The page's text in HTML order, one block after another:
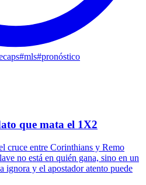
#mls#pronóstico
que mata el 1X2
cruce entre Corinthians y Remo
no está en quién gana, sino en un
ignora y el apostador atento puede